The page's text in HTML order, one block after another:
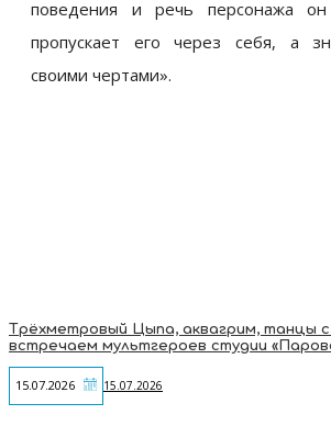
поведения и речь персонажа он
пропускает его через себя, а
своими чертами».
Трёхметровый Цыпа, аквагрим, танцы с
15.07.2026 15.07.2026